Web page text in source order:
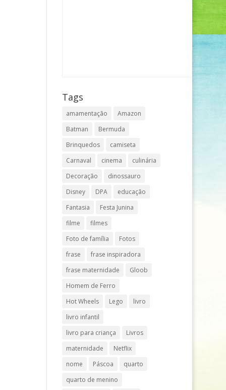
Tags
amamentação
Amazon
Batman
Bermuda
Brinquedos
camiseta
Carnaval
cinema
culinária
Decoração
dinossauro
Disney
DPA
educação
Fantasia
Festa Junina
filme
filmes
Foto de família
Fotos
frase
frase inspiradora
frase maternidade
Gloob
Homem de Ferro
Hot Wheels
Lego
livro
livro infantil
livro para criança
Livros
maternidade
Netflix
nome
Páscoa
quarto
quarto de menino